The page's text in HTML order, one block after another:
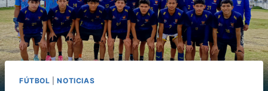
FÚTBOL |NOTICIAS